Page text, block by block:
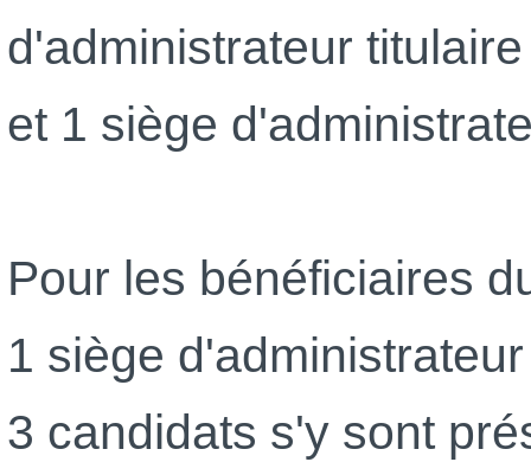
d'administrateur
et 1 siège
Pour les bénéficiaires
1 siège
3 candidats s'y sont